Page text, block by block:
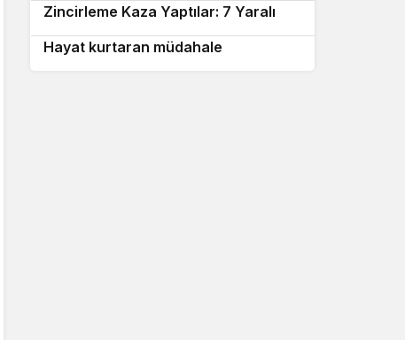
Zincirleme Kaza Yaptılar: 7 Yaralı
10
Hayat kurtaran müdahale